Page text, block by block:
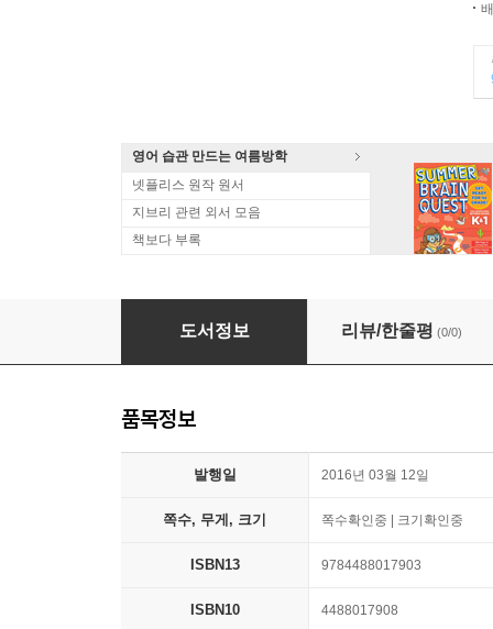
영어 습관 만드는 여름방학
넷플리스 원작 원서
지브리 관련 외서 모음
책보다 부록
現代詩人探偵
도서정보 리뷰/한줄평 (0/0)
품목정보
발행일 2016년 03월 12일
쪽수, 무게, 크기 쪽수확인중 | 크기확인중
ISBN13 9784488017903
ISBN10 4488017908